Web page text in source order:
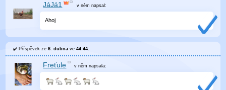
JáJá1 v něm napsal:
Ahoj
Příspěvek ze6. dubna ve44:44.
Freťule v němnapsala: